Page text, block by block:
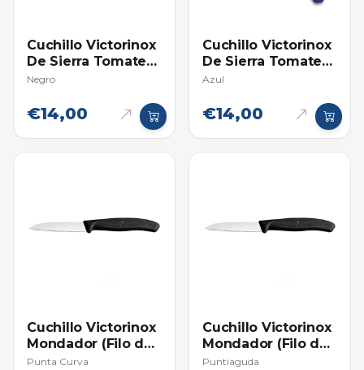
Cuchillo Victorinox
De Sierra Tomatero
- Individual
Negro
€14,00
Cuchillo Victorinox
De Sierra Tomatero
- Individual
Azul
€14,00
Cuchillo Victorinox
Mondador (Filo de
Sierra) - Individual
Punta Curva
Cuchillo Victorinox
Mondador (Filo de
Sierra) - Individual
Puntiaguda